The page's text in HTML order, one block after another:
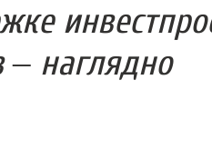
– наглядно